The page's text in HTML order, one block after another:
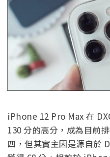
iPhone 12 Pro Max 在
130 分的高分，成為目前
四，但其實主因是源自於